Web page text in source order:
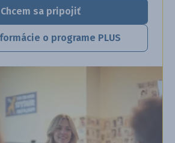
Chcem sa pripojiť
o programe PLUS